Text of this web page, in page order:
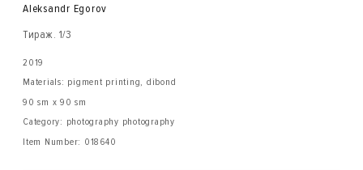
Aleksandr Egorov
Тираж. 1/3
2019
Materials: pigment printing, dibond
90 sm x 90 sm
Category: photography photography
Item Number: 018640